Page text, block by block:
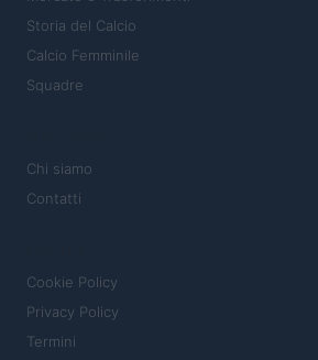
Storia del Calcio
Calcio Femminile
Squadre
Chi siamo
Contatti
Cookie Policy
Privacy Policy
Termini